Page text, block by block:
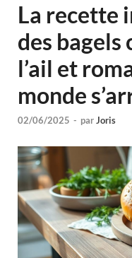
La recette
des
l’ail et
monde
02/06/2025 - parJoris